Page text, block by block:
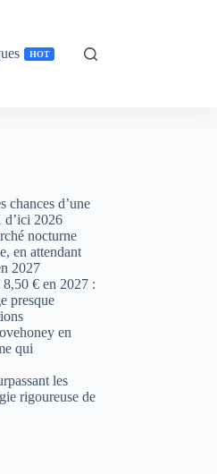
HOT
chances d’une
d’ici 2026
nocturne
en attendant
2027
€ en 2027 :
presque
en
qui
les
rigoureuse de